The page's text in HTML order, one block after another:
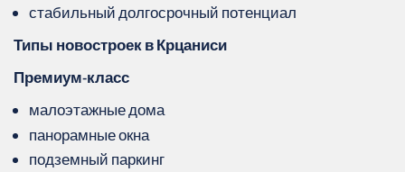
стабильный долгосрочный потенциал
Типы новостроек в Крцаниси
Премиум‑класс
малоэтажные дома
панорамные окна
подземный паркинг